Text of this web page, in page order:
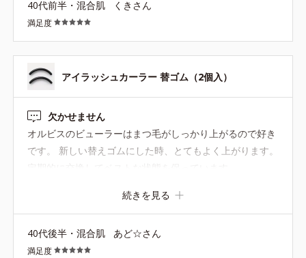
40代前半・混合肌 くきさん
満足度
アイラッシュカーラー 替ゴム（2個入）
欠かせません
オルビスのビューラーはまつ毛がしっかり上がるので好き
です。 新しい替えゴムにした時、とてもよく上がります。
続きを見る
40代後半・混合肌 あど☆さん
満足度